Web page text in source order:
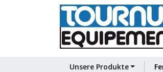
Unsere Produkte